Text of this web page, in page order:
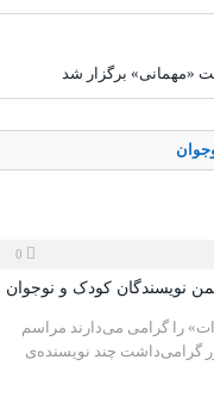
«مهمانی» برگزار شد
نویسندگان کودک و نوجوان
را گرامی می‌دارند مراسم
گرامی‌داشت چند نویسنده‌ی